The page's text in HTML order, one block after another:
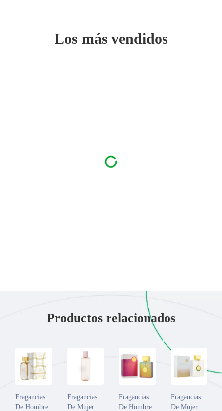
Los más vendidos
Productos relacionados
Fragancias
De Hombre
Fragancias
De Mujer
Fragancias
De Hombre
Fragancias
De Mujer